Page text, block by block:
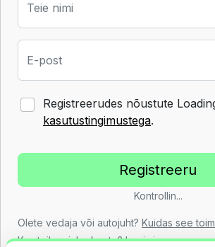
Teie nimi
E-post
Registreerudes nõustute
kasutustingimustega.
Kontrollin...
Olete vedaja või autojuht? Kuidas see
Kas teil on juba konto?Logi sisse